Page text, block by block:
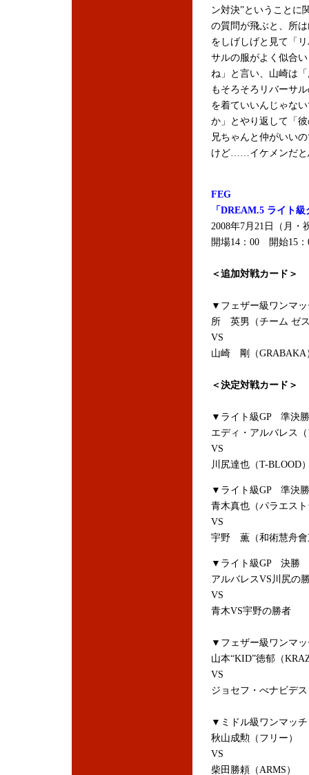
ン対決”ということに
の質問が飛ぶと、所
をしげしげと見て「
サルの服がよく似合
ね」と言い、山崎は
もそろそろリバーサ
を着ていいんじゃな
か」とやり返して「
兄ちゃんと仲がいい
けど……イケメンだと
FEG
「DREAM.5 ライト
2008年7月21日（月・
開場14：00 開始15：
＜追加対戦カード＞
▼フェザー級ワンマ
所 英男（チーム ゼ
VS
山崎 剛（GRABAKA
＜決定対戦カード＞
▼ライト級GP 準決勝
エディ・アルバレス
VS
川尻達也（T-BLOOD
▼ライト級GP 準決勝
青木真也（パラエス
VS
宇野 薫（和術慧舟會
▼ライト級GP 決勝
アルバレスVS川尻の
VS
青木VS宇野の勝者
▼フェザー級ワンマ
山本“KID”徳郁（
VS
ジョセフ・べナビデ
▼ミドル級ワンマッチ
秋山成勲（フリー）
VS
柴田勝頼（ARMS）